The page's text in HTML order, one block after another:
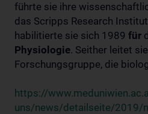
führte sie ihre
das Scripps Research
habilitierte sie sich 1989 für
Physiologie. Seither leitet
Forschungsgruppe, die
https://
uns/news/detailseite/2019/